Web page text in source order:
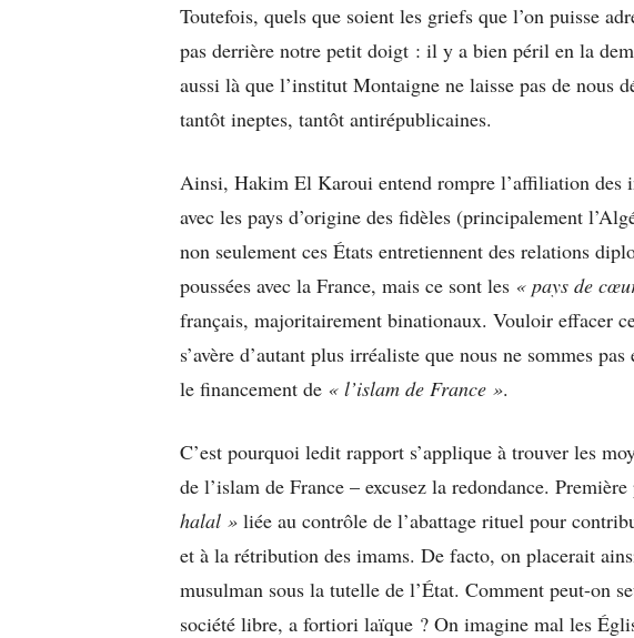
Toutefois, quels que soient les griefs que l’on puisse
pas derrière notre petit doigt : il y a bien péril en la
aussi là que l’institut Montaigne ne laisse pas de nous
tantôt ineptes, tantôt antirépublicaines.
Ainsi, Hakim El Karoui entend rompre l’affiliation des
avec les pays d’origine des fidèles (principalement
non seulement ces États entretiennent des relations
poussées avec la France, mais ce sont les « pays de
français, majoritairement binationaux. Vouloir effacer
s’avère d’autant plus irréaliste que nous ne sommes
le financement de « l’islam de France ».
C’est pourquoi ledit rapport s’applique à trouver les
de l’islam de France – excusez la redondance.
halal » liée au contrôle de l’abattage rituel pour
et à la rétribution des imams. De facto, on placerait
musulman sous la tutelle de l’État. Comment peut-on
société libre, a fortiori laïque ? On imagine mal les